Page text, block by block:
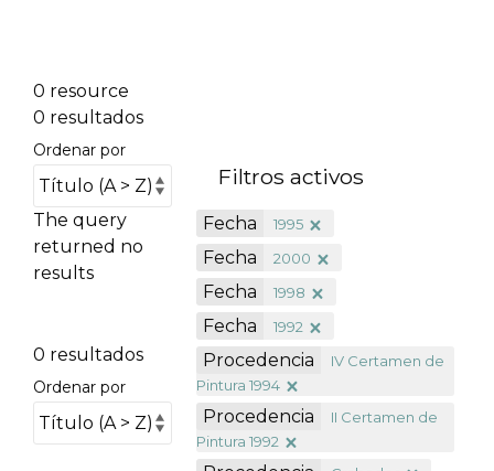
0 resource
0 resultados
Ordenar por
The query
returned no
results
0 resultados
Ordenar por
Filtros activos
Fecha 1995
Fecha 2000
Fecha 1998
Fecha 1992
Procedencia
IV Certamen de
Pintura 1994
Procedencia
II Certamen de
Pintura 1992